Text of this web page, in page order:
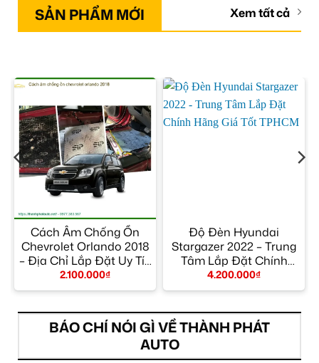
SẢN PHẨM MỚI Xem tất cả
Cách Âm Chống Ồn
Chevrolet Orlando 2018
– Địa Chỉ Lắp Đặt Uy Tín
TPHCM
2.100.000₫
Độ Đèn Hyundai
Stargazer 2022 – Trung
Tâm Lắp Đặt Chính
Hãng Giá Tốt TPHCM
4.200.000₫
BÁO CHÍ NÓI GÌ VỀ THÀNH PHÁT
AUTO